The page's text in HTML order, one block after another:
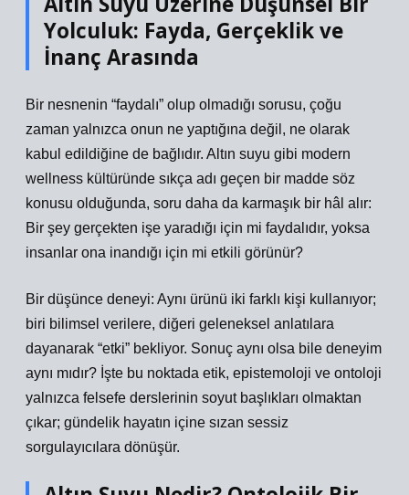
Yolculuk: Fayda, Gerçeklik ve
İnanç Arasında
Bir nesnenin “faydalı” olup olmadığı sorusu, çoğu
zaman yalnızca onun ne yaptığına değil, ne olarak
kabul edildiğine de bağlıdır. Altın suyu gibi modern
wellness kültüründe sıkça adı geçen bir madde söz
konusu olduğunda, soru daha da karmaşık bir hâl alır:
Bir şey gerçekten işe yaradığı için mi faydalıdır, yoksa
insanlar ona inandığı için mi etkili görünür?
Bir düşünce deneyi: Aynı ürünü iki farklı kişi kullanıyor;
biri bilimsel verilere, diğeri geleneksel anlatılara
dayanarak “etki” bekliyor. Sonuç aynı olsa bile deneyim
aynı mıdır? İşte bu noktada etik, epistemoloji ve ontoloji
yalnızca felsefe derslerinin soyut başlıkları olmaktan
çıkar; gündelik hayatın içine sızan sessiz
sorgulayıcılara dönüşür.